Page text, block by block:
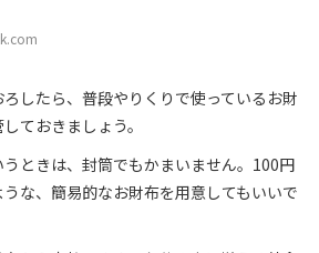
したら、普段やりくりで使っているお財
ておきましょう。
ときは、封筒でもかまいません。100円
な、簡易的なお財布を用意してもいいで